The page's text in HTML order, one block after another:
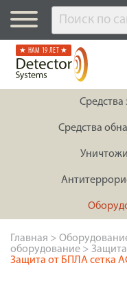
★ НАМ 19 ЛЕТ ★
Средства
Главная >
оборудование >
Защита от БПЛА сетка